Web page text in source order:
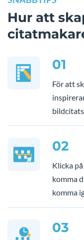
Hur att
01
För att
02
Klicka
komma
komma
03